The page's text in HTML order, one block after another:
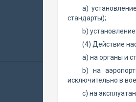
а)
стандарты);
b)
(4) Действие
а) на органы и
b) на
исключительно в
c) на